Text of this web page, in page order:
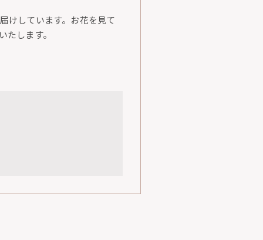
けしています。お花を見て
します。